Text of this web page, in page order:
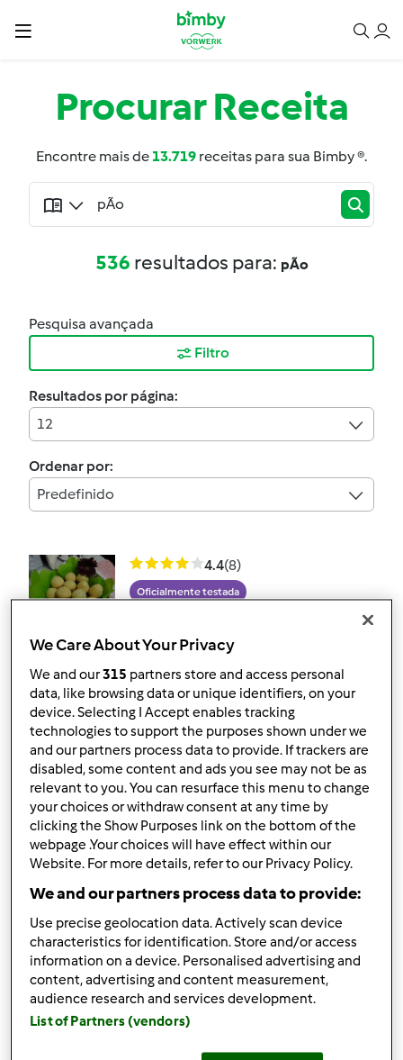
ProcurarReceita
Encontre mais de13.719 receitas para sua Bimby ®.
536 resultados para: pÃo
Pesquisa avançada
Filtro
Resultados por página:
12
Ordenar por:
Predefinido
4.4(8)
Oficialmente testada
fácil
porGast
4 19 Fácil 26 1h 10min
4.4(7)
Oficialmente testada
Pão ao Vapor
porEquipa Bimby
4 8 Fácil 18 43min
4.3(6)
Oficialmente testada
Pão de brioche a vapor
We Care About Your Privacy
We and our315 partners store and access personal
data, like browsing data or unique identifiers, on your
device. Selecting I Accept enables tracking
technologies to support the purposes shown under we
and our partners process data to provide. If trackers are
disabled, some content and ads you see may not be as
relevant to you. You can resurface this menu to change
your choices or withdraw consent at any time by
clicking the Show Purposes link on the bottom of the
webpage .Your choices will have effect within our
Website. For more details, refer to our Privacy Policy.
We and our partners process data to provide:
Use precise geolocation data. Actively scan device
characteristics for identification. Store and/or access
information on a device. Personalised advertising and
content, advertising and content measurement,
audience research and services development.
List of Partners (vendors)